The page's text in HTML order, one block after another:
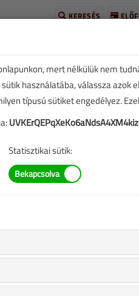
KERESÉS
TARTALOM
szekunder
mert nélkülük nem
használatába, válassza azok
típusú sütiket engedélyez.
Statisztikai sütik: